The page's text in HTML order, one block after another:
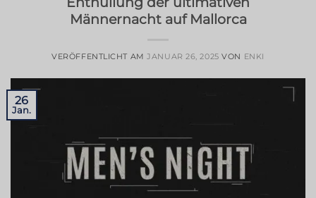
Männernacht auf Mallorca
VERÖFFENTLICHT AMJANUAR 26, 2025 VON ENKI
26
Jan.